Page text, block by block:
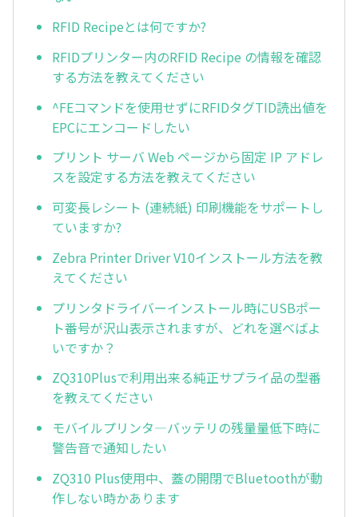
RFID Recipeとは何ですか?
RFIDプリンター内のRFID Recipe の情報を確認
する方法を教えてください
^FEコマンドを使用せずにRFIDタグTID読出値を
EPCにエンコードしたい
プリント サーバ Web ページから固定 IP アドレ
スを設定する方法を教えてください
可変長レシート (連続紙) 印刷機能をサポートし
ていますか?
Zebra Printer Driver V10インストール方法を教
えてください
プリンタドライバーインストール時にUSBポー
ト番号が沢山表示されますが、どれを選べばよ
いですか？
ZQ310Plusで利用出来る純正サプライ品の型番
を教えてください
モバイルプリンタ―バッテリの残量量低下時に
警告音で通知したい
ZQ310 Plus使用中、蓋の開閉でBluetoothが動
作しない時かあります